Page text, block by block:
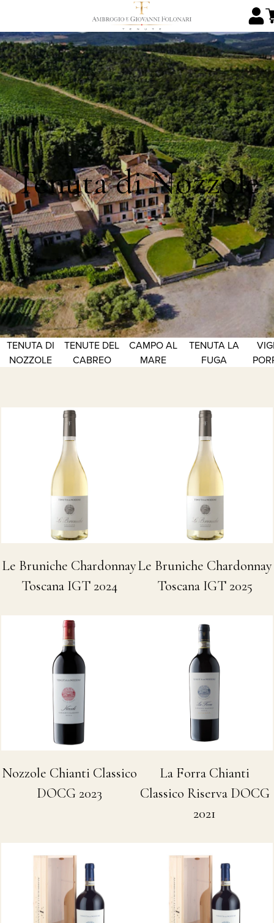
Tenuta di Nozzole
TENUTA DI
NOZZOLE
TENUTE DEL
CABREO
CAMPO AL
MARE
TENUTA LA
FUGA
Le Bruniche Chardonnay
Toscana IGT 2024
Le Bruniche Chardonnay
Toscana IGT 2025
Nozzole Chianti Classico
DOCG 2023
La Forra Chianti
Classico Riserva DOCG
2021